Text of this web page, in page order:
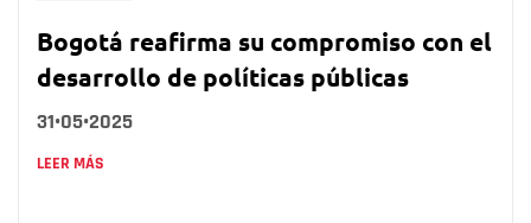
Bogotá reafirma su compromiso con el
desarrollo de políticas públicas
31•05•2025
LEER MÁS